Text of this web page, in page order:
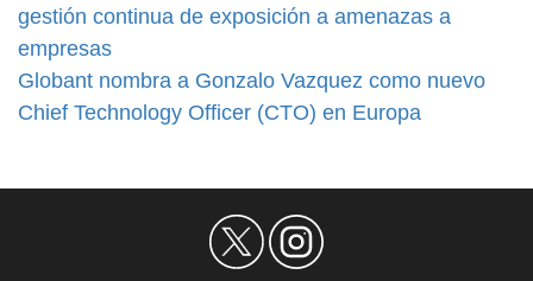
gestión continua de exposición a amenazas a
empresas
Globant nombra a Gonzalo Vazquez como nuevo
Chief Technology Officer (CTO) en Europa